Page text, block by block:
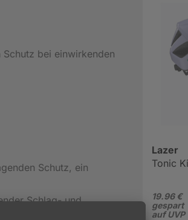
bei einwirkenden
Schutz, ein
Schlag- und
Lazer
Tonic
19.96 €
gespart
auf UVP